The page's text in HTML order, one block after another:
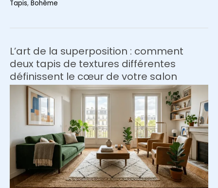
tapis
jute
est-
il
devenu
l’incontournable
intérieurs
et
Tapis, Bohême
L’art de la superposition : comment
deux tapis de textures différentes
définissent le cœur de votre salon